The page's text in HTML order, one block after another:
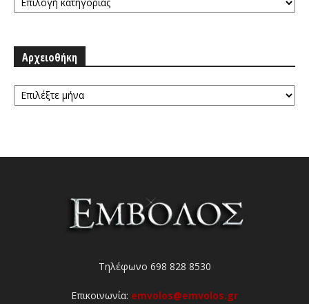
Αρχειοθήκη
Αρχειοθήκη
Τηλέφωνο 698 828 8530
Επικοινωνία: emvolos@emvolos.gr